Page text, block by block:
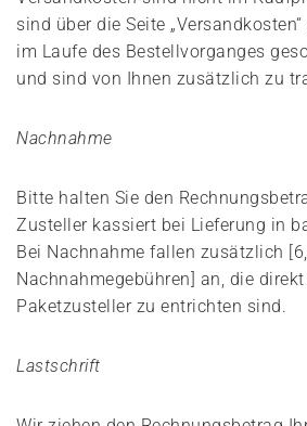
sind über die Seite
im Laufe des Bestellvorganges
und sind von Ihnen zusätzlich zu
Nachnahme
Bitte halten Sie den
Zusteller kassiert bei Lieferung in
Bei Nachnahme fallen zusätzlich
Nachnahmegebühren] an, die
Paketzusteller zu entrichten sind.
Lastschrift